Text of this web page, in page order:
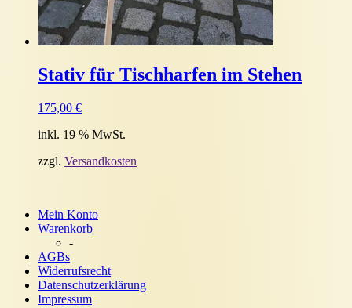
Stativ für Tischharfen im Stehen
175,00 €
inkl. 19 % MwSt.
zzgl. Versandkosten
Mein Konto
Warenkorb
-
AGBs
Widerrufsrecht
Datenschutzerklärung
Impressum